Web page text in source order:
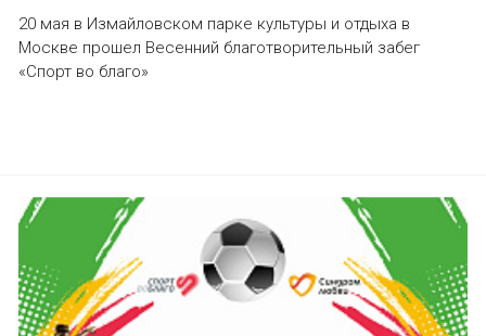
20 мая в Измайловском парке культуры и отдыха в
Москве прошел Весенний благотворительный забег
«Спорт во благо»